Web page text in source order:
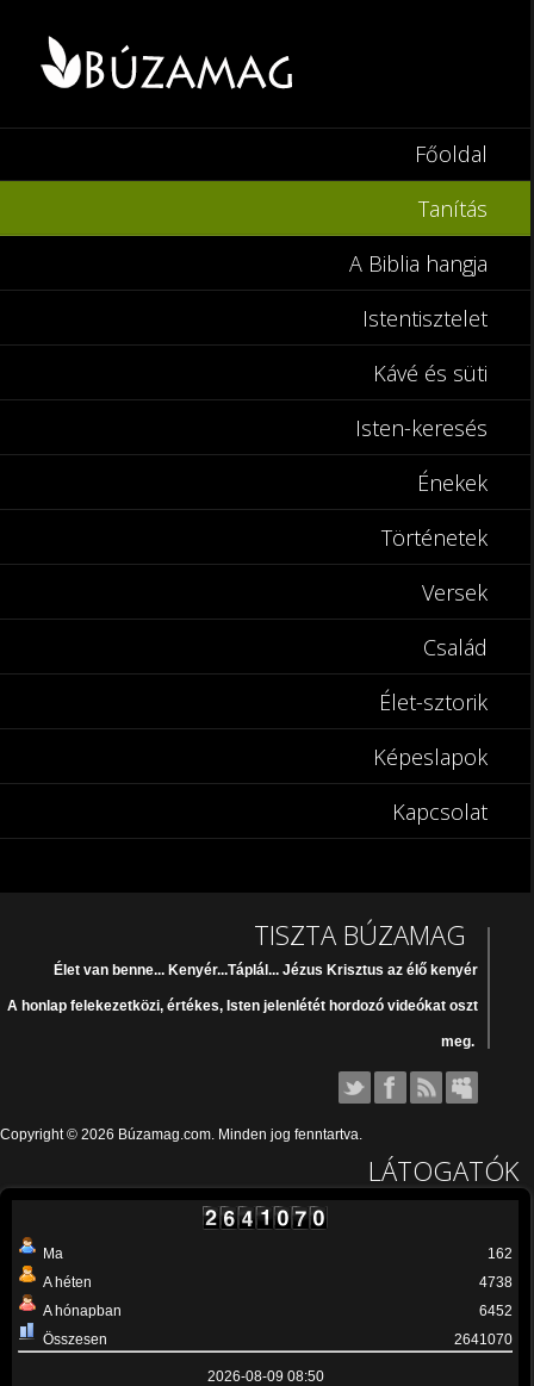
Főoldal
Tanítás
A Biblia hangja
Istentisztelet
Kávé és süti
Isten-keresés
Énekek
Történetek
Versek
Család
Élet-sztorik
Képeslapok
Kapcsolat
TISZTA BÚZAMAG
Élet van benne... Kenyér...Táplál... Jézus Krisztus az élő kenyér
A honlap felekezetközi, értékes, Isten jelenlétét hordozó videókat oszt
meg.
Copyright © 2026 Búzamag.com. Minden jog fenntartva.
LÁTOGATÓK
Ma
A héten
A hónapban
Összesen
162
4738
6452
2641070
2026-08-09 08:50